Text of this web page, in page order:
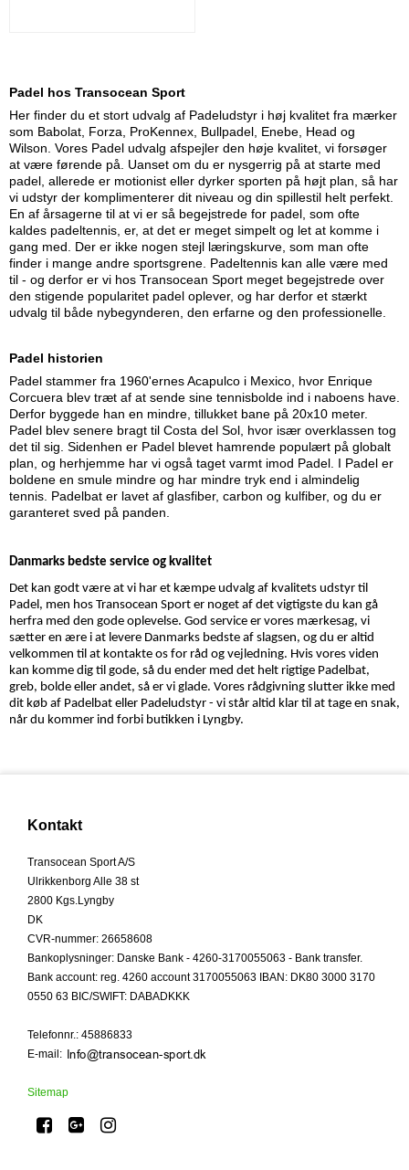
Padel hos Transocean Sport
Her finder du et stort udvalg af Padeludstyr i høj kvalitet fra mærker
som Babolat, Forza, ProKennex, Bullpadel, Enebe, Head og
Wilson. Vores Padel udvalg afspejler den høje kvalitet, vi forsøger
at være førende på. Uanset om du er nysgerrig på at starte med
padel, allerede er motionist eller dyrker sporten på højt plan, så har
vi udstyr der komplimenterer dit niveau og din spillestil helt perfekt.
En af årsagerne til at vi er så begejstrede for padel, som ofte
kaldes padeltennis, er, at det er meget simpelt og let at komme i
gang med. Der er ikke nogen stejl læringskurve, som man ofte
finder i mange andre sportsgrene. Padeltennis kan alle være med
til - og derfor er vi hos Transocean Sport meget begejstrede over
den stigende popularitet padel oplever, og har derfor et stærkt
udvalg til både nybegynderen, den erfarne og den professionelle.
Padel historien
Padel stammer fra 1960'ernes Acapulco i Mexico, hvor Enrique
Corcuera blev træt af at sende sine tennisbolde ind i naboens have.
Derfor byggede han en mindre, tillukket bane på 20x10 meter.
Padel blev senere bragt til Costa del Sol, hvor især overklassen tog
det til sig. Sidenhen er Padel blevet hamrende populært på globalt
plan, og herhjemme har vi også taget varmt imod Padel. I Padel er
boldene en smule mindre og har mindre tryk end i almindelig
tennis. Padelbat er lavet af glasfiber, carbon og kulfiber, og du er
garanteret sved på panden.
Danmarks bedste service og kvalitet
Det kan godt være at vi har et kæmpe udvalg af kvalitets udstyr til
Padel, men hos Transocean Sport er noget af det vigtigste du kan gå
herfra med den gode oplevelse. God service er vores mærkesag, vi
sætter en ære i at levere Danmarks bedste af slagsen, og du er altid
velkommen til at kontakte os for råd og vejledning. Hvis vores viden
kan komme dig til gode, så du ender med det helt rigtige Padelbat,
greb, bolde eller andet, så er vi glade. Vores rådgivning slutter ikke med
dit køb af Padelbat eller Padeludstyr - vi står altid klar til at tage en snak,
når du kommer ind forbi butikken i Lyngby.
Kontakt
Transocean Sport A/S
Ulrikkenborg Alle 38 st
2800 Kgs.Lyngby
DK
CVR-nummer: 26658608
Bankoplysninger: Danske Bank - 4260-3170055063 - Bank transfer.
Bank account: reg. 4260 account 3170055063 IBAN: DK80 3000 3170
0550 63 BIC/SWIFT: DABADKKK
Telefonnr.: 45886833
E-mail :
Sitemap